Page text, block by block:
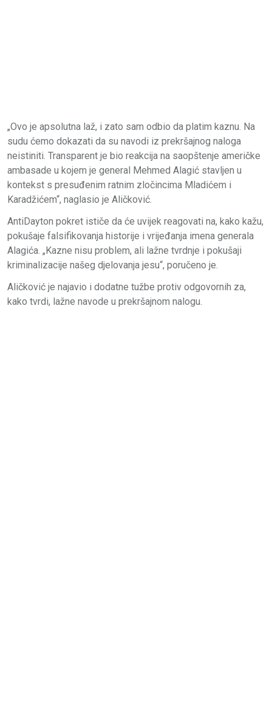
„Ovo je apsolutna laž, i zato sam odbio da platim kaznu. Na
sudu ćemo dokazati da su navodi iz prekršajnog naloga
neistiniti. Transparent je bio reakcija na saopštenje američke
ambasade u kojem je general Mehmed Alagić stavljen u
kontekst s presuđenim ratnim zločincima Mladićem i
Karadžićem“, naglasio je Aličković.
AntiDayton pokret ističe da će uvijek reagovati na, kako kažu,
pokušaje falsifikovanja historije i vrijeđanja imena generala
Alagića. „Kazne nisu problem, ali lažne tvrdnje i pokušaji
kriminalizacije našeg djelovanja jesu“, poručeno je.
Aličković je najavio i dodatne tužbe protiv odgovornih za,
kako tvrdi, lažne navode u prekršajnom nalogu.